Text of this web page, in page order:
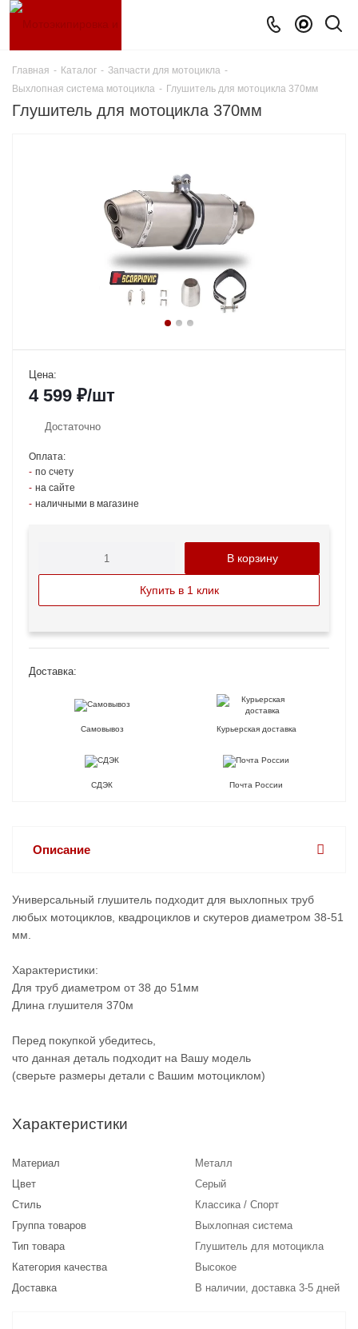
Главная - Каталог - Запчасти для мотоцикла -
Выхлопная система мотоцикла - Глушитель для мотоцикла 370мм
Глушитель для мотоцикла 370мм
Цена:
4 599 ₽/шт
Достаточно
Оплата:
по счету
на сайте
наличными в магазине
В корзину
Купить в 1 клик
Доставка:
Самовывоз Курьерская доставка
СДЭК Почта России
Описание
Универсальный глушитель подходит для выхлопных труб
любых мотоциклов, квадроциклов и скутеров диаметром 38-51
мм.
Характеристики:
Для труб диаметром от 38 до 51мм
Длина глушителя 370м
Перед покупкой убедитесь,
что данная деталь подходит на Вашу модель
(сверьте размеры детали с Вашим мотоциклом)
Характеристики
Материал
Металл
Цвет
Серый
Стиль
Классика / Спорт
Группа товаров
Выхлопная система
Тип товара
Глушитель для мотоцикла
Категория качества
Высокое
Доставка
В наличии, доставка 3-5 дней